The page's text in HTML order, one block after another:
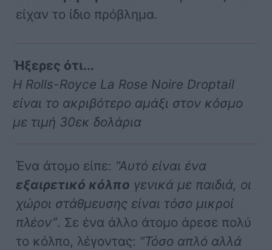
είχαν το ίδιο πρόβλημα.
Ήξερες ότι...
Η Rolls-Royce La Rose Noire Droptail
είναι το ακριβότερο αμάξι στον κόσμο
με τιμή 30εκ δολάρια
Ένα άτομο είπε: “Αυτό είναι ένα
εξαιρετικό κόλπο γενικά με παιδιά, οι
χώροι στάθμευσης είναι τόσο μικροί
πλέον”. Σε ένα άλλο άτομο άρεσε πολύ
το κόλπο, λέγοντας: “Τόσο απλό αλλά